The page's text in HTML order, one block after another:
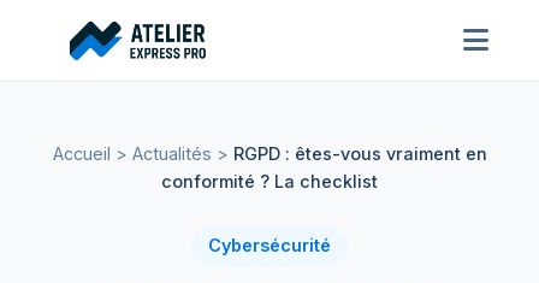
Accueil > Actualités > RGPD : êtes-vous vraiment en
conformité ? La checklist
Cybersécurité